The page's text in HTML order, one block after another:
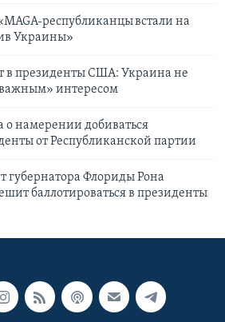
республиканцы встали на
Украины»
в президенты США: Украина не
интересом
намерении добиваться
от Республиканской партии
Флориды Рона
баллотироваться в президенты